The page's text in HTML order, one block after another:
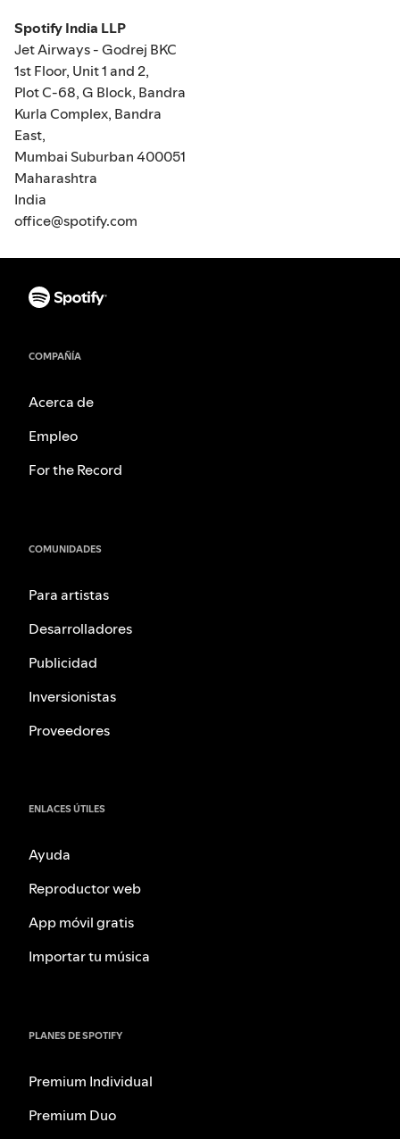
Spotify India LLP
Jet Airways - Godrej BKC
1st Floor, Unit 1 and 2,
Plot C-68, G Block, Bandra
Kurla Complex, Bandra
East,
Mumbai Suburban 400051
Maharashtra
India
office@spotify.com
COMPAÑÍA
Acerca de
Empleo
For the Record
COMUNIDADES
Para artistas
Desarrolladores
Publicidad
Inversionistas
Proveedores
ENLACES ÚTILES
Ayuda
Reproductor web
App móvil gratis
Importar tu música
PLANES DE SPOTIFY
Premium Individual
Premium Duo